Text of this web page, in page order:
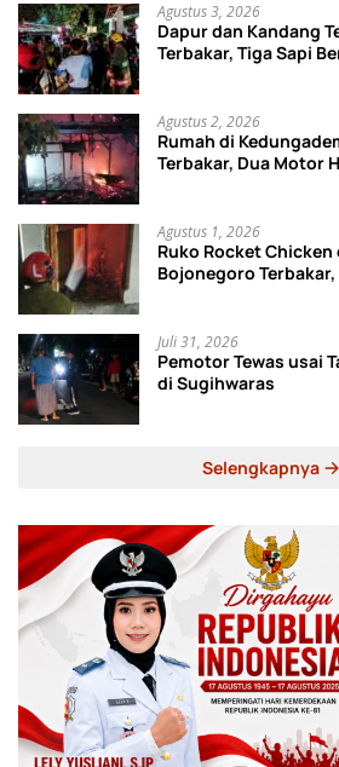
Agustus 3, 2026
Dapur dan Kandang
Terbakar, Tiga Sapi
Agustus 2, 2026
Rumah di
Terbakar, Dua Motor
Agustus 1, 2026
Ruko Rocket Chicken
Bojonegoro
Juli 31, 2026
Pemotor Tewas usai
di Sugihwaras
Selengkapnya